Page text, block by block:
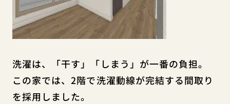
洗濯は、「干す」「しまう」が一番の負担。
この家では、2階で洗濯動線が完結する間取り
を採用しました。